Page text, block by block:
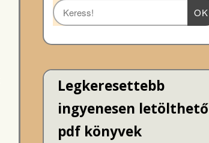
OK
Legkeresettebb
ingyenesen letölthető
pdf könyvek